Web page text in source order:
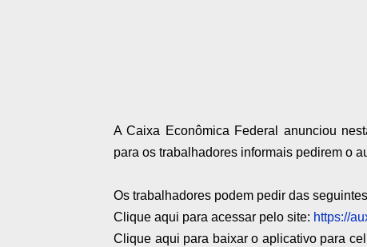
A Caixa Econômica Federal anunciou
para os trabalhadores informais pedirem o
Os trabalhadores podem pedir das
Clique aqui para acessar pelo site: https://
Clique aqui para baixar o aplicativo para